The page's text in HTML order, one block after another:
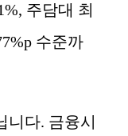
주담대 최
수준까
다. 금융시